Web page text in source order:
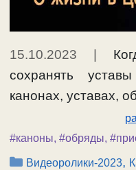
15.10.2023 |
сохранять
канонах, уставах,
#каноны, #обряды,
Рубрики
Видеоролики-2023,